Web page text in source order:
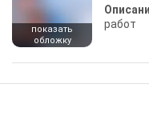
показать
обложку
работ